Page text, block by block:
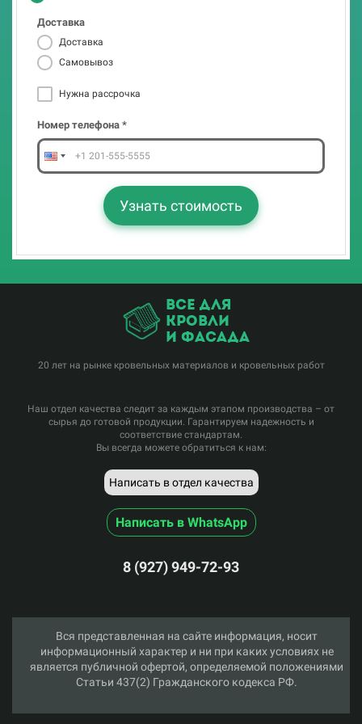
Доставка
Доставка
Самовывоз
Нужна рассрочка
Номер телефона *
Узнать стоимость
Номер телефона *
Узнать стоимость
все для
кровли
и фасада
20 лет на рынке кровельных материалов и кровельных работ
Наш отдел качества следит за каждым этапом производства – от
сырья до готовой продукции. Гарантируем надежность и
соответствие стандартам.
Вы всегда можете обратиться к нам:
Написать в отдел качества
Написать в WhatsApp
8 (927) 949-72-93
Вся представленная на сайте информация, носит
информационный характер и ни при каких условиях не
является публичной офертой, определяемой положениями
Статьи 437(2) Гражданского кодекса РФ.